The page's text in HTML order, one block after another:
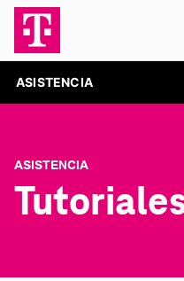
ASISTENCIA
ASISTENCIA